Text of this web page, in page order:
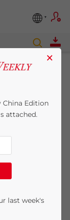
×
China Edition
attached.
last week's